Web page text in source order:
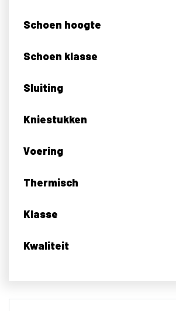
Schoen hoogte
Schoen klasse
Sluiting
Kniestukken
Voering
Thermisch
Klasse
Kwaliteit